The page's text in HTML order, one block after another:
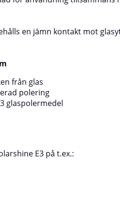
Polarshine® 35 eller 20 för optimalt
av fäste: TrådStorlek: 180
en jämn kontakt mot
från glas
polering
glaspolermedel
E3 på t.ex.: